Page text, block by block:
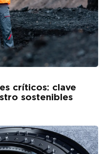
críticos: clave
sostenibles